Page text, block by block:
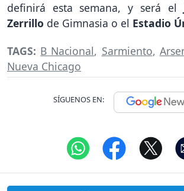
definirá esta semana, y será el
Zerrillo de Gimnasia o el Estadio
TAGS: B Nacional, Sarmiento,
Nueva Chicago
SÍGUENOS EN: